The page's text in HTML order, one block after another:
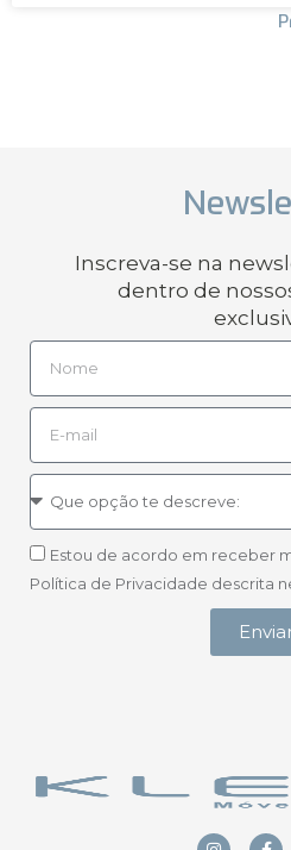
Inscreva-se na
dentro de
Estou de acordo em receber
Política de Privacidade descrita